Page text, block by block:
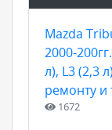
Mazda
2000-
л), L3 (2,3
ремонту
1672